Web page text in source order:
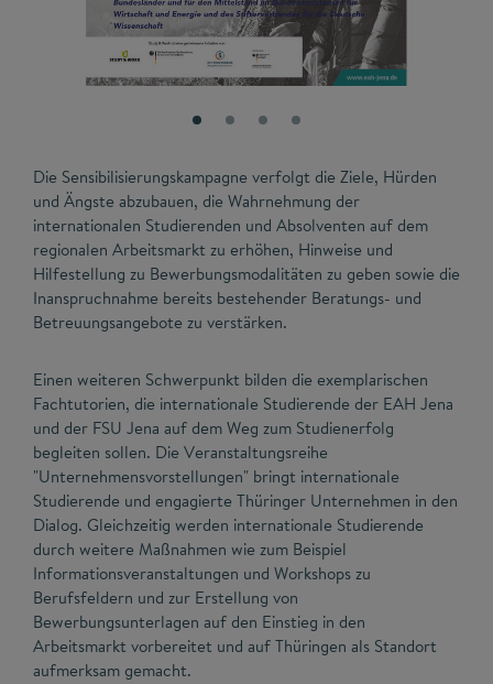
Die Sensibilisierungskampagne verfolgt die Ziele, Hürden
und Ängste abzubauen, die Wahrnehmung der
internationalen Studierenden und Absolventen auf dem
regionalen Arbeitsmarkt zu erhöhen, Hinweise und
Hilfestellung zu Bewerbungsmodalitäten zu geben sowie die
Inanspruchnahme bereits bestehender Beratungs- und
Betreuungsangebote zu verstärken.
Einen weiteren Schwerpunkt bilden die exemplarischen
Fachtutorien, die internationale Studierende der EAH Jena
und der FSU Jena auf dem Weg zum Studienerfolg
begleiten sollen. Die Veranstaltungsreihe
"Unternehmensvorstellungen" bringt internationale
Studierende und engagierte Thüringer Unternehmen in den
Dialog. Gleichzeitig werden internationale Studierende
durch weitere Maßnahmen wie zum Beispiel
Informationsveranstaltungen und Workshops zu
Berufsfeldern und zur Erstellung von
Bewerbungsunterlagen auf den Einstieg in den
Arbeitsmarkt vorbereitet und auf Thüringen als Standort
aufmerksam gemacht.